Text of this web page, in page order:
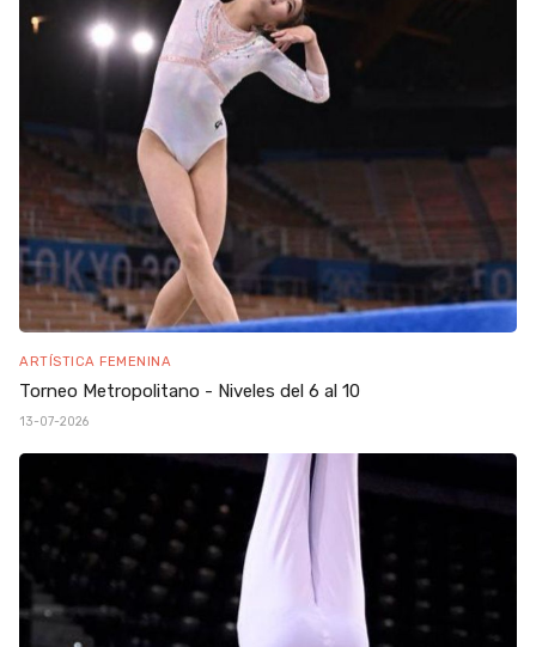
ARTÍSTICA FEMENINA
Torneo Metropolitano - Niveles del 6 al 10
13-07-2026